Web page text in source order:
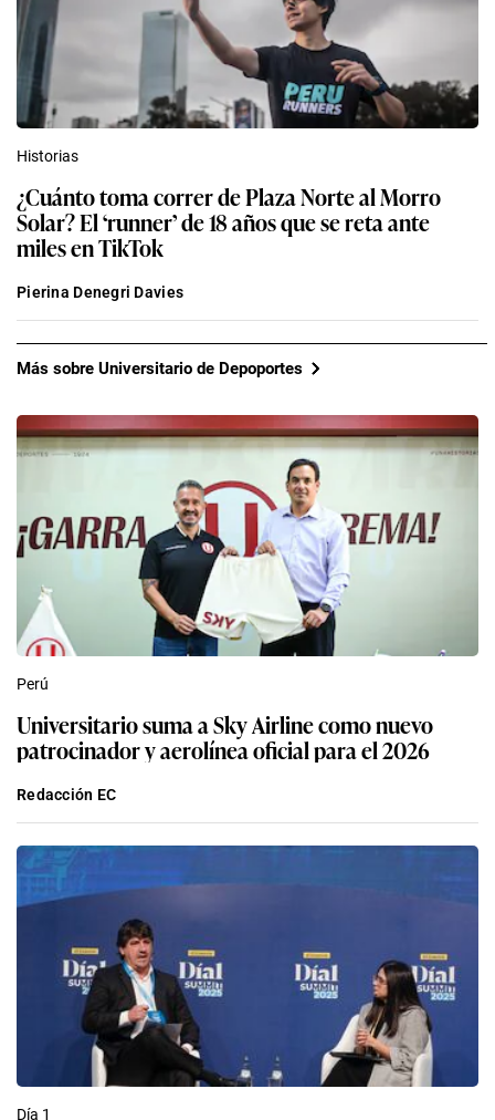
Historias
¿Cuánto toma correr de Plaza Norte al Morro
Solar? El ‘runner’ de 18 años que se reta ante
miles en TikTok
Pierina Denegri Davies
Más sobre Universitario de Depoportes
Perú
Universitario suma a Sky Airline como nuevo
patrocinador y aerolínea oficial para el 2026
Redacción EC
Día 1